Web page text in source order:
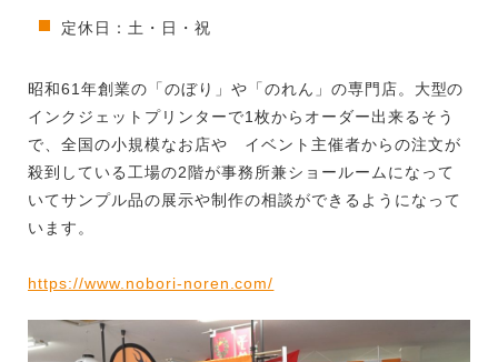
定休日：土・日・祝
昭和61年創業の「のぼり」や「のれん」の専門店。大型の
インクジェットプリンターで1枚からオーダー出来るそう
で、全国の小規模なお店や イベント主催者からの注文が
殺到している工場の2階が事務所兼ショールームになって
いてサンプル品の展示や制作の相談ができるようになって
います。
https://www.nobori-noren.com/